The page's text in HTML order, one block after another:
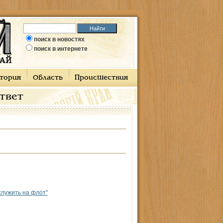
поиск в новостях
поиск в интернете
Область Происшествия
на флот"